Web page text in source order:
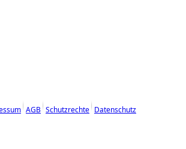
AGB Schutzrechte Datenschutz